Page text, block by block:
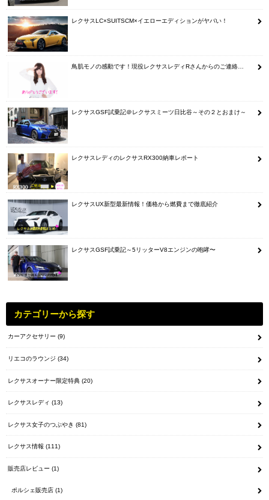
レクサスLC×SUITSCM×イエローエディションがヤバい！
鳥肌モノの感動です！現役レクサスレディRさんからのご連絡…
レクサスGSF試乗記＠レクサスミーツ日比谷～その２とおまけ～
レクサスレディのレクサスRX300納車レポート
レクサスUX新型最新情報！価格から燃費まで徹底紹介
レクサスGSF試乗記～5リッターV8エンジンの咆哮〜
カテゴリーから探す
カーアクセサリー(9)
リエコのラウンジ(34)
レクサスオーナー限定特典(20)
レクサスレディ(13)
レクサス女子のつぶやき(81)
レクサス情報(111)
販売店レビュー(1)
ポルシェ販売店 (1)